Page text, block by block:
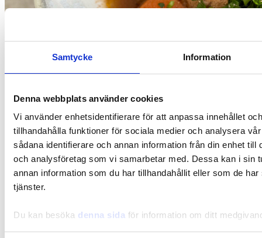
Samtycke Information
Denna webbplats använder cookies
Vi använder enhetsidentifierare för att anpassa innehållet
tillhandahålla funktioner för sociala medier och analysera
sådana identifierare och annan information från din enhet till
och analysföretag som vi samarbetar med. Dessa kan i sin
annan information som du har tillhandahållit eller som de
tjänster.
Du kan besöka denna sida för information om ditt
Resepti
Pitkään haudutettu mausteinen lihapata